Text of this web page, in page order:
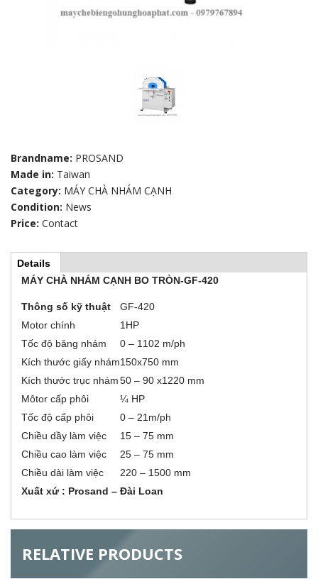
Brandname: PROSAND
Made in: Taiwan
Category: MÁY CHÀ NHÁM CẠNH
Condition: News
Price: Contact
H
o
o
n
l
G
Details
a
c
i
e
t
b
)
MÁY CHÀ NHÁM CẠNH BO TRÒN-GF-420
Thông số kỹ thuật
GF-420
Motor chính
1HP
Tốc độ băng nhám
0 – 1102 m/ph
Kích thước giấy nhám150x750 mm
Kích thước trục nhám50 – 90 x1220 mm
Môtor cấp phôi
¼ HP
Tốc độ cấp phôi
0 – 21m/ph
Chiều dầy làm việc
15 – 75 mm
Chiều cao làm việc
25 – 75 mm
Chiều dài làm việc
220 – 1500 mm
Xuất xứ : Prosand – Đài Loan
RELATIVE PRODUCTS